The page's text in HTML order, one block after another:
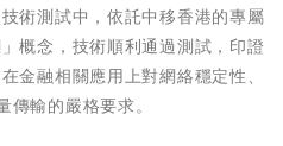
術測試中，依託中移香港的專屬
概念，技術順利通過測試，印證
金融相關應用上對網絡穩定性、
輸的嚴格要求。